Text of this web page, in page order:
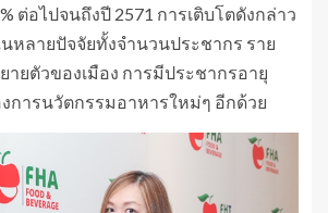
ต่อไปจนถึงปี 2571 การเติบโตดังกล่าว
หลายปัจจัยทั้งจำนวนประชากร ราย
ายตัวของเมือง การมีประชากรอายุ
การนวัตกรรมอาหารใหม่ๆ อีกด้วย